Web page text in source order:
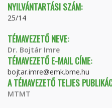
NYILVÁNTARTÁSI SZÁM:
25/14
TÉMAVEZETŐ NEVE:
Dr. Bojtár Imre
TÉMAVEZETŐ E-MAIL CÍME:
bojtar.imre@emk.bme.hu
A TÉMAVEZETŐ TELJES
MTMT